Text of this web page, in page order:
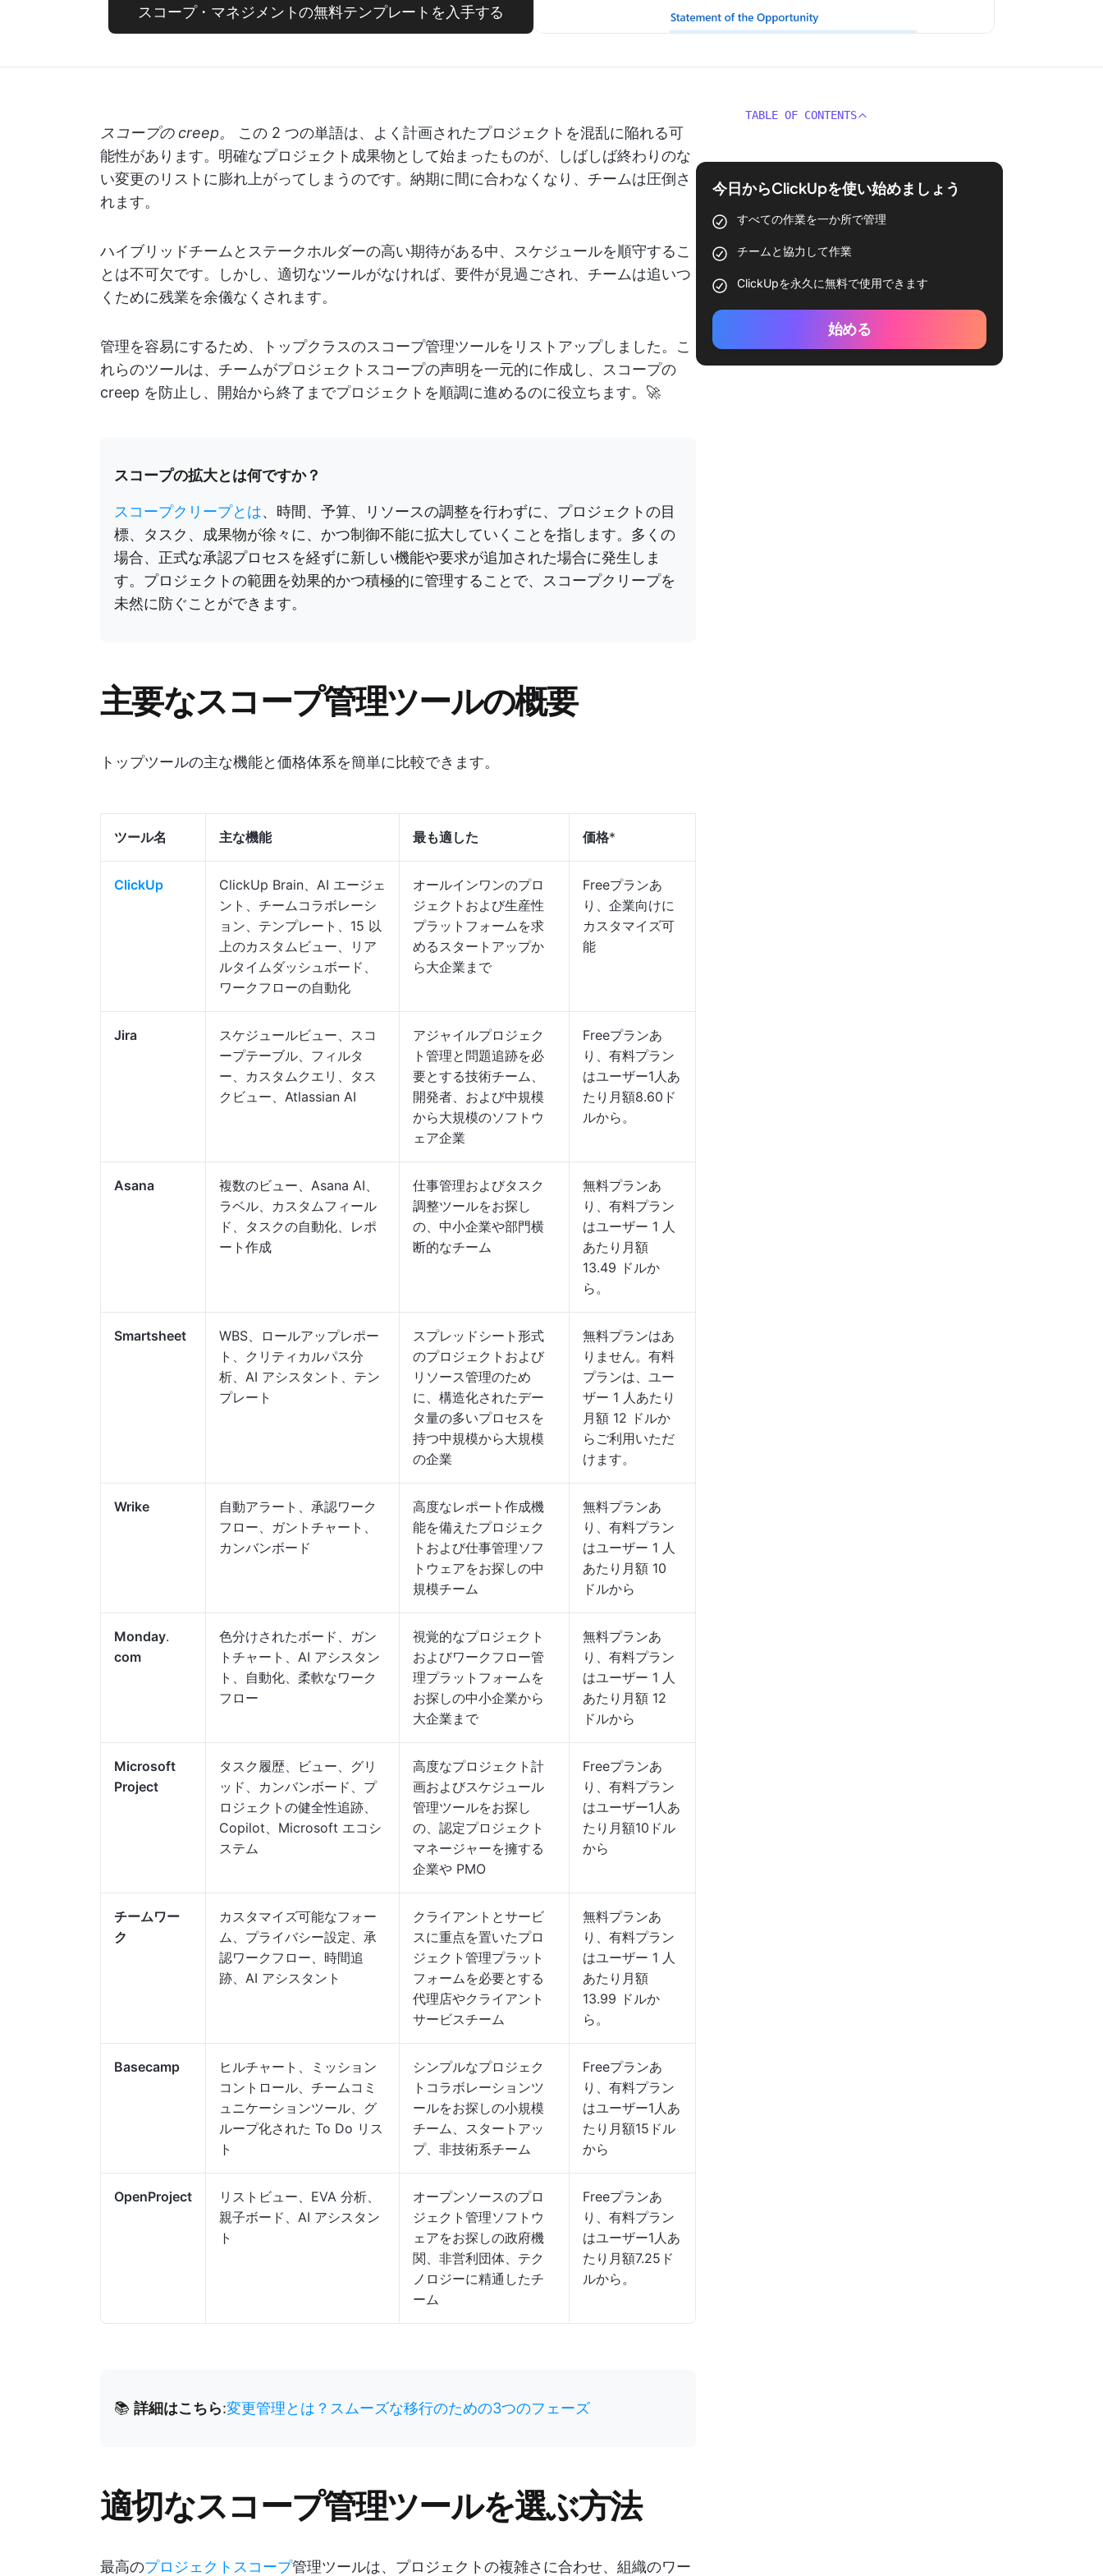
スコープ・マネジメントの無料テンプレートを入手する
スコープの creep。
この 2 つの単語は、よく計画されたプロジェクトを混乱に陥れる可
能性があります。明確なプロジェクト成果物として始まったものが、しばしば終わりのな
い変更のリストに膨れ上がってしまうのです。納期に間に合わなくなり、チームは圧倒さ
れます。
ハイブリッドチームとステークホルダーの高い期待がある中、スケジュールを順守するこ
とは不可欠です。しかし、適切なツールがなければ、要件が見過ごされ、チームは追いつ
くために残業を余儀なくされます。
管理を容易にするため、トップクラスのスコープ管理ツールをリストアップしました。こ
れらのツールは、チームがプロジェクトスコープの声明を一元的に作成し、スコープの
creep を防止し、開始から終了までプロジェクトを順調に進めるのに役立ちます。🚀
スコープの拡大とは何ですか？
スコープクリープとは、時間、予算、リソースの調整を行わずに、プロジェクトの目
標、タスク、成果物が徐々に、かつ制御不能に拡大していくことを指します。多くの
場合、正式な承認プロセスを経ずに新しい機能や要求が追加された場合に発生しま
す。プロジェクトの範囲を効果的かつ積極的に管理することで、スコープクリープを
未然に防ぐことができます。
主要なスコープ管理ツールの概要
トップツールの主な機能と価格体系を簡単に比較できます。
ツール名 主な機能 最も適した 価格*
ClickUp
ClickUp Brain、AI エージェ
ント、チームコラボレーシ
ョン、テンプレート、15 以
上のカスタムビュー、リア
ルタイムダッシュボード、
ワークフローの自動化
オールインワンのプロ
ジェクトおよび生産性
プラットフォームを求
めるスタートアップか
ら大企業まで
Freeプランあ
り、企業向けに
カスタマイズ可
能
Jira
スケジュールビュー、スコ
ープテーブル、フィルタ
ー、カスタムクエリ、タス
クビュー、Atlassian AI
アジャイルプロジェク
ト管理と問題追跡を必
要とする技術チーム、
開発者、および中規模
から大規模のソフトウ
ェア企業
Freeプランあ
り、有料プラン
はユーザー1人あ
たり月額8.60ド
ルから。
Asana
複数のビュー、Asana AI、
ラベル、カスタムフィール
ド、タスクの自動化、レポ
ート作成
仕事管理およびタスク
調整ツールをお探し
の、中小企業や部門横
断的なチーム
無料プランあ
り、有料プラン
はユーザー 1 人
あたり月額
13.49 ドルか
ら。
Smartsheet
WBS、ロールアップレポー
ト、クリティカルパス分
析、AI アシスタント、テン
プレート
スプレッドシート形式
のプロジェクトおよび
リソース管理のため
に、構造化されたデー
タ量の多いプロセスを
持つ中規模から大規模
の企業
無料プランはあ
りません。有料
プランは、ユー
ザー 1 人あたり
月額 12 ドルか
らご利用いただ
けます。
Wrike
自動アラート、承認ワーク
フロー、ガントチャート、
カンバンボード
高度なレポート作成機
能を備えたプロジェク
トおよび仕事管理ソフ
トウェアをお探しの中
規模チーム
無料プランあ
り、有料プラン
はユーザー 1 人
あたり月額 10
ドルから
Monday.
com
色分けされたボード、ガン
トチャート、AI アシスタン
ト、自動化、柔軟なワーク
フロー
視覚的なプロジェクト
およびワークフロー管
理プラットフォームを
お探しの中小企業から
大企業まで
無料プランあ
り、有料プラン
はユーザー 1 人
あたり月額 12
ドルから
Microsoft
Project
タスク履歴、ビュー、グリ
ッド、カンバンボード、プ
ロジェクトの健全性追跡、
Copilot、Microsoft エコシ
ステム
高度なプロジェクト計
画およびスケジュール
管理ツールをお探し
の、認定プロジェクト
マネージャーを擁する
企業や PMO
Freeプランあ
り、有料プラン
はユーザー1人あ
たり月額10ドル
から
チームワー
ク
カスタマイズ可能なフォー
ム、プライバシー設定、承
認ワークフロー、時間追
跡、AI アシスタント
クライアントとサービ
スに重点を置いたプロ
ジェクト管理プラット
フォームを必要とする
代理店やクライアント
サービスチーム
無料プランあ
り、有料プラン
はユーザー 1 人
あたり月額
13.99 ドルか
ら。
Basecamp
ヒルチャート、ミッション
コントロール、チームコミ
ュニケーションツール、グ
ループ化された To Do リス
ト
シンプルなプロジェク
トコラボレーションツ
ールをお探しの小規模
チーム、スタートアッ
プ、非技術系チーム
Freeプランあ
り、有料プラン
はユーザー1人あ
たり月額15ドル
から
OpenProject
リストビュー、EVA 分析、
親子ボード、AI アシスタン
ト
オープンソースのプロ
ジェクト管理ソフトウ
ェアをお探しの政府機
関、非営利団体、テク
ノロジーに精通したチ
ーム
Freeプランあ
り、有料プラン
はユーザー1人あ
たり月額7.25ド
ルから。
📚 詳細はこちら:変更管理とは？スムーズな移行のための3つのフェーズ
適切なスコープ管理ツールを選ぶ方法
最高のプロジェクトスコープ管理ツールは、プロジェクトの複雑さに合わせ、組織のワー
TABLE OF CONTENTS
今日からClickUpを使い始めましょう
すべての作業を一か所で管理
チームと協力して作業
ClickUpを永久に無料で使用できます
始める